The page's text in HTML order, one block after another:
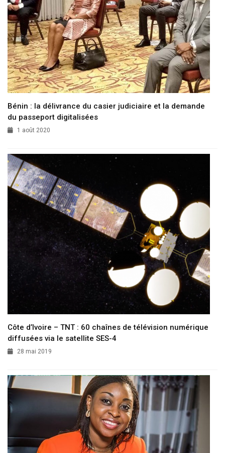
Bénin : la délivrance du casier judiciaire et la demande
du passeport digitalisées
1 août 2020
Côte d’Ivoire – TNT : 60 chaînes de télévision numérique
diffusées via le satellite SES-4
28 mai 2019